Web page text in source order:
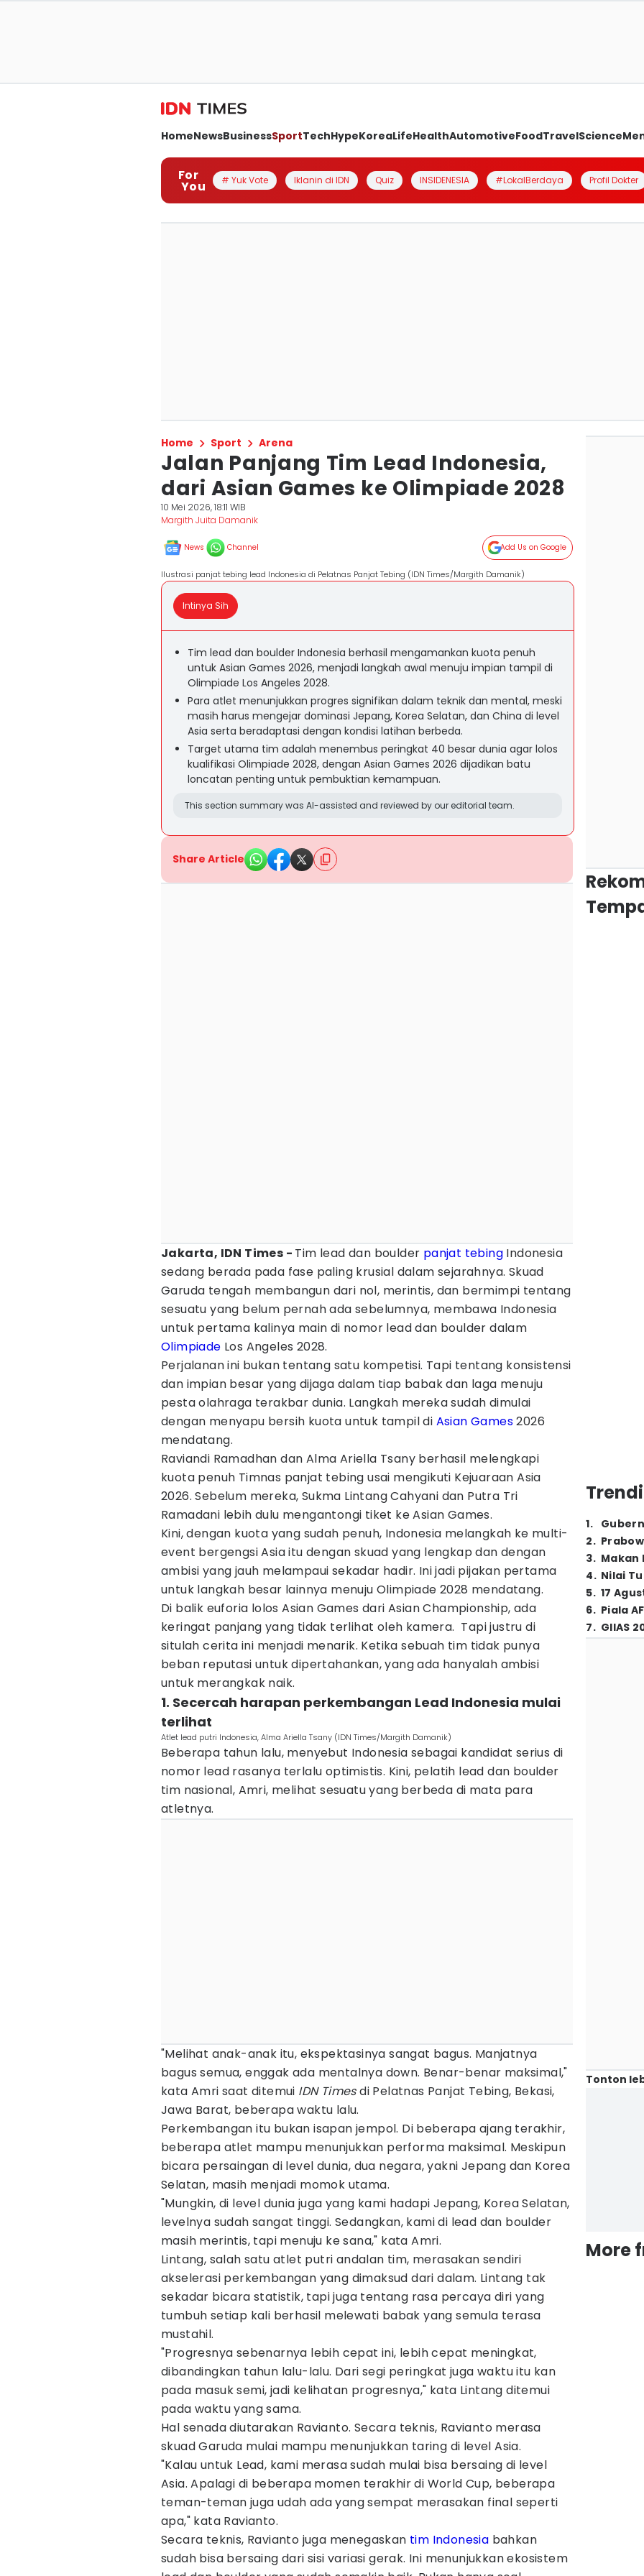
HomeNewsBusinessSportTechHypeKoreaLifeHealthAutomotiveFoodTravelScience
For
You # Yuk Vote Iklanin di IDN Quiz INSIDENESIA #LokalBerdaya Profil Dokter
Home Sport Arena
Jalan Panjang Tim Lead Indonesia,
dari Asian Games ke Olimpiade 2028
10 Mei 2026, 18:11 WIB
Margith Juita Damanik
News Channel Add Us on Google
Ilustrasi panjat tebing lead Indonesia di Pelatnas Panjat Tebing (IDN Times/Margith Damanik)
Intinya Sih
Tim lead dan boulder Indonesia berhasil mengamankan kuota penuh
untuk Asian Games 2026, menjadi langkah awal menuju impian tampil di
Olimpiade Los Angeles 2028.
Para atlet menunjukkan progres signifikan dalam teknik dan mental, meski
masih harus mengejar dominasi Jepang, Korea Selatan, dan China di level
Asia serta beradaptasi dengan kondisi latihan berbeda.
Target utama tim adalah menembus peringkat 40 besar dunia agar lolos
kualifikasi Olimpiade 2028, dengan Asian Games 2026 dijadikan batu
loncatan penting untuk pembuktian kemampuan.
This section summary was AI-assisted and reviewed by our editorial team.
Share Article
Jakarta, IDN Times - Tim lead dan boulder panjat tebing Indonesia
sedang berada pada fase paling krusial dalam sejarahnya. Skuad
Garuda tengah membangun dari nol, merintis, dan bermimpi tentang
sesuatu yang belum pernah ada sebelumnya, membawa Indonesia
untuk pertama kalinya main di nomor lead dan boulder dalam
Olimpiade Los Angeles 2028.
Perjalanan ini bukan tentang satu kompetisi. Tapi tentang konsistensi
dan impian besar yang dijaga dalam tiap babak dan laga menuju
pesta olahraga terakbar dunia. Langkah mereka sudah dimulai
dengan menyapu bersih kuota untuk tampil di Asian Games2026
mendatang.
Raviandi Ramadhan dan Alma Ariella Tsany berhasil melengkapi
kuota penuh Timnas panjat tebing usai mengikuti Kejuaraan Asia
2026. Sebelum mereka, Sukma Lintang Cahyani dan Putra Tri
Ramadani lebih dulu mengantongi tiket ke Asian Games.
Kini, dengan kuota yang sudah penuh, Indonesia melangkah ke multi-
event bergengsi Asia itu dengan skuad yang lengkap dan dengan
ambisi yang jauh melampaui sekadar hadir. Ini jadi pijakan pertama
untuk langkah besar lainnya menuju Olimpiade 2028 mendatang.
Di balik euforia lolos Asian Games dari Asian Championship, ada
keringat panjang yang tidak terlihat oleh kamera. Tapi justru di
situlah cerita ini menjadi menarik. Ketika sebuah tim tidak punya
beban reputasi untuk dipertahankan, yang ada hanyalah ambisi
untuk merangkak naik.
1. Secercah harapan perkembangan Lead Indonesia mulai
terlihat
Atlet lead putri Indonesia, Alma Ariella Tsany (IDN Times/Margith Damanik)
Beberapa tahun lalu, menyebut Indonesia sebagai kandidat serius di
nomor lead rasanya terlalu optimistis. Kini, pelatih lead dan boulder
tim nasional, Amri, melihat sesuatu yang berbeda di mata para
atletnya.
"Melihat anak-anak itu, ekspektasinya sangat bagus. Manjatnya
bagus semua, enggak ada mentalnya down. Benar-benar maksimal,"
kata Amri saat ditemui IDN Timesdi Pelatnas Panjat Tebing, Bekasi,
Jawa Barat, beberapa waktu lalu.
Perkembangan itu bukan isapan jempol. Di beberapa ajang terakhir,
beberapa atlet mampu menunjukkan performa maksimal. Meskipun
bicara persaingan di level dunia, dua negara, yakni Jepang dan Korea
Selatan, masih menjadi momok utama.
"Mungkin, di level dunia juga yang kami hadapi Jepang, Korea Selatan,
levelnya sudah sangat tinggi. Sedangkan, kami di lead dan boulder
masih merintis, tapi menuju ke sana," kata Amri.
Lintang, salah satu atlet putri andalan tim, merasakan sendiri
akselerasi perkembangan yang dimaksud dari dalam. Lintang tak
sekadar bicara statistik, tapi juga tentang rasa percaya diri yang
tumbuh setiap kali berhasil melewati babak yang semula terasa
mustahil.
"Progresnya sebenarnya lebih cepat ini, lebih cepat meningkat,
dibandingkan tahun lalu-lalu. Dari segi peringkat juga waktu itu kan
pada masuk semi, jadi kelihatan progresnya," kata Lintang ditemui
pada waktu yang sama.
Hal senada diutarakan Ravianto. Secara teknis, Ravianto merasa
skuad Garuda mulai mampu menunjukkan taring di level Asia.
"Kalau untuk Lead, kami merasa sudah mulai bisa bersaing di level
Asia. Apalagi di beberapa momen terakhir di World Cup, beberapa
teman-teman juga udah ada yang sempat merasakan final seperti
apa," kata Ravianto.
Secara teknis, Ravianto juga menegaskan tim Indonesia bahkan
sudah bisa bersaing dari sisi variasi gerak. Ini menunjukkan ekosistem
1.
2.
3. Makan
4. Nilai
5. 17
6. Piala
7. GIIAS
Tonton
More